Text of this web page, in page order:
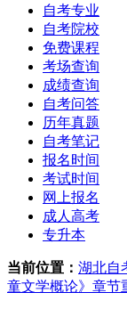
自考专业
自考院校
免费课程
考场查询
成绩查询
自考问答
历年真题
自考笔记
报名时间
考试时间
网上报名
成人高考
专升本
当前位置： 湖北自
童文学概论》章节